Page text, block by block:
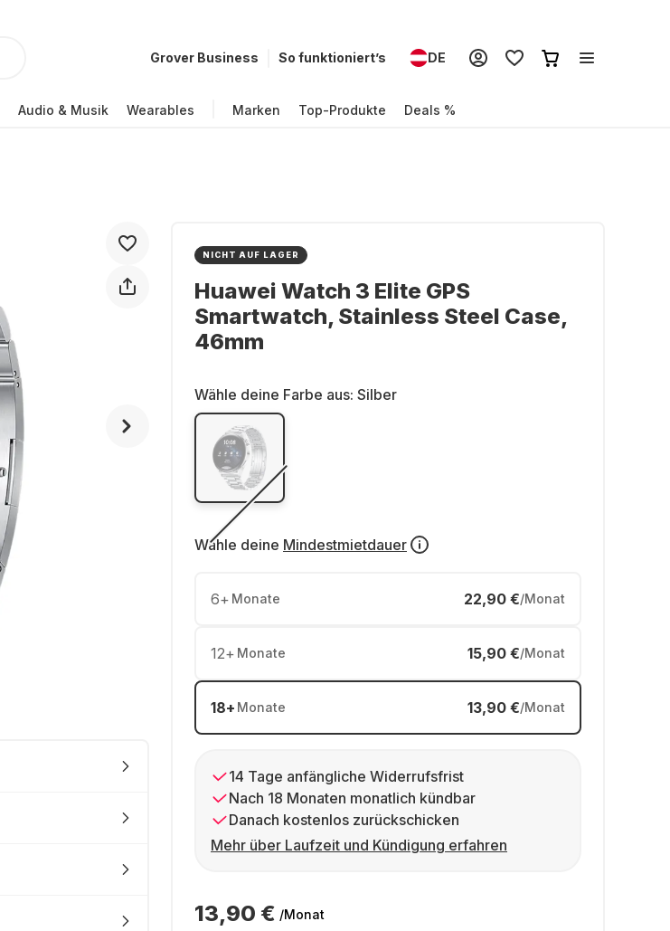
Grover Business So funktioniert’s DE
Audio & Musik Wearables Marken Top-Produkte Deals %
NICHT AUF LAGER
Huawei Watch 3 Elite GPS
Smartwatch, Stainless Steel Case,
46mm
Wähle deine Farbe aus: Silber
Wähle deine Mindestmietdauer
6+ Monate 22,90 €/Monat
12+ Monate 15,90 €/Monat
18+ Monate 13,90 €/Monat
14 Tage anfängliche Widerrufsfrist
Nach 18 Monaten monatlich kündbar
Danach kostenlos zurückschicken
Mehr über Laufzeit und Kündigung erfahren
13,90 € /Monat